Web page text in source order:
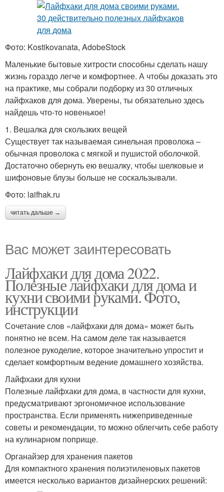
Фото: Kostikovanata, AdobeStock
Маленькие бытовые хитрости способны сделать нашу
жизнь гораздо легче и комфортнее. А чтобы доказать это
на практике, мы собрали подборку из 30 отличных
лайфхаков для дома. Уверены, ты обязательно здесь
найдешь что-то новенькое!
1. Вешалка для скользких вещей
Существует так называемая синельная проволока –
обычная проволока с мягкой и пушистой оболочкой.
Достаточно обернуть ею вешалку, чтобы шелковые и
шифоновые блузы больше не соскальзывали.
Фото: laifhak.ru
читать дальше →
Вас может заинтересовать
Лайфхаки для дома 2022.
Полезные лайфхаки для дома и
кухни своими руками. Фото,
инструкции
Сочетание слов «лайфхаки для дома» может быть
понятно не всем. На самом деле так называется
полезное рукоделие, которое значительно упростит и
сделает комфортным ведение домашнего хозяйства.
Лайфхаки для кухни
Полезные лайфхаки для дома, в частности для кухни,
предусматривают эргономичное использование
пространства. Если применять нижеприведенные
советы и рекомендации, то можно облегчить себе работу
на кулинарном поприще.
Органайзер для хранения пакетов
Для компактного хранения полиэтиленовых пакетов
имеется несколько вариантов дизайнерских решений: